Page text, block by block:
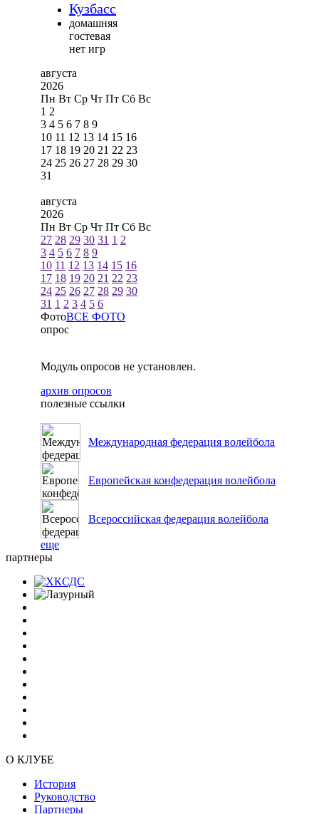
Кузбасс
домашняя
гостевая
нет игр
августа
2026
Пн Вт Ср Чт Пт Сб Вс
1 2
3 4 5 6 7 8 9
10 11 12 13 14 15 16
17 18 19 20 21 22 23
24 25 26 27 28 29 30
31
августа
2026
Пн Вт Ср Чт Пт Сб Вс
27 28 29 30 31 1 2
3 4 5 6 7 8 9
10 11 12 13 14 15 16
17 18 19 20 21 22 23
24 25 26 27 28 29 30
31 1 2 3 4 5 6
ФотоВСЕ ФОТО
опрос
Модуль опросов не установлен.
архив опросов
полезные ссылки
Международная федерация волейбола
Европейская конфедерация волейбола
Всероссийская федерация волейбола
еще
партнеры
О КЛУБЕ
История
Руководство
Партнеры